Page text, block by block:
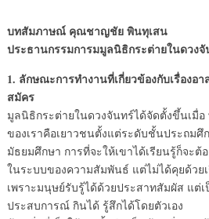
บทสัมภาษณ์ คุณชาญชัย พินทุเสน
ประธานกรรมการมมูลนิธิกระต่ายในดวง
1. ลักษณะการทำงานที่เกี่ยวข้องกับเรื่องอ
สมัคร
มูลนิธิกระต่ายในดวงจันทร์ได้จัดตั้งขึ้นเมื่อ
ของเราคือเยาวชนตั้งแต่ระดับชั้นประถม
มัธยมศึกษา การที่จะให้เขาได้เรียนรู้ก็จะต้
ในระบบของความสัมพันธ์ แต่ไม่ได้คุยด้วย
เพราะมนุษย์รับรู้ได้ด้วยประสาทสัมผัส แต่
ประสบการณ์ กินได้ รู้สึกได้โดยตัวเอง